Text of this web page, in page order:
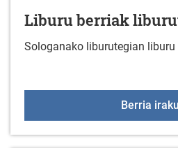
Liburu berriak
Sologanako liburutegian liburu
Berria